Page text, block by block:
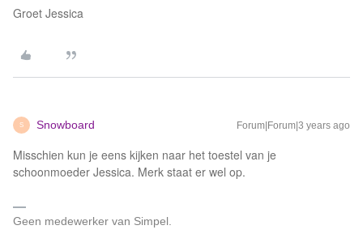
Groet Jessica
S Snowboard Forum|Forum|3 years ago
Misschien kun je eens kijken naar het toestel van je
schoonmoeder Jessica. Merk staat er wel op.
Geen medewerker van Simpel.